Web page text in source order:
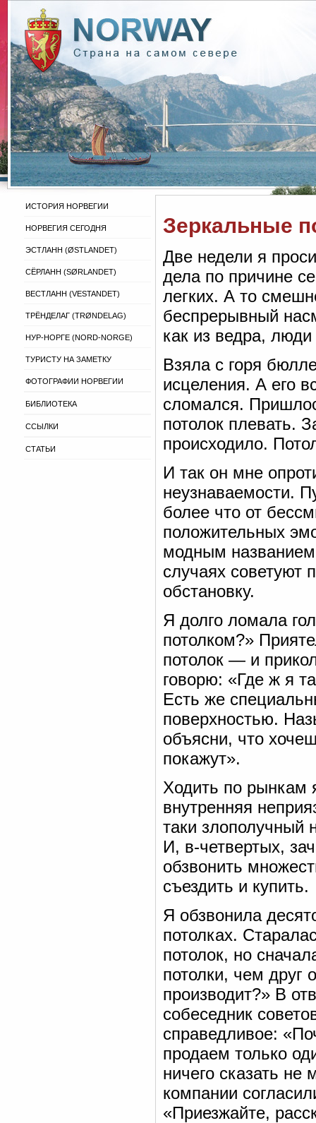
ИСТОРИЯ НОРВЕГИИ
НОРВЕГИЯ СЕГОДНЯ
ЭСТЛАНН (ØSTLANDET)
СЁРЛАНН (SØRLANDET)
ВЕСТЛАНН (VESTANDET)
ТРЁНДЕЛАГ (TRØNDELAG)
НУР-НОРГЕ (NORD-NORGE)
ТУРИСТУ НА ЗАМЕТКУ
ФОТОГРАФИИ НОРВЕГИИ
БИБЛИОТЕКА
ССЫЛКИ
СТАТЬИ
Зеркальные
Две недели я
дела по причине
легких. А то
беспрерывный
как из ведра,
Взяла с горя
исцеления. А его
сломался.
потолок плевать.
происходило.
И так он мне
неузнаваемости.
более что от
положительных
модным названием
случаях советуют
обстановку.
Я долго ломала
потолком?»
потолок — и
говорю: «Где ж я
Есть же
поверхностью.
объясни, что
покажут».
Ходить по рынкам
внутренняя
таки злополучный
И, в-четвертых,
обзвонить
съездить и купить.
Я обзвонила
потолках.
потолок, но
потолки, чем друг
производит?» В
собеседник
справедливое:
продаем только
ничего сказать
компании
«Приезжайте,